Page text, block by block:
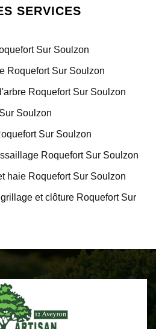
SERVICES
Sur Soulzon
Roquefort Sur Soulzon
Roquefort Sur Soulzon
Soulzon
Sur Soulzon
Roquefort Sur Soulzon
haie Roquefort Sur Soulzon
et clôture Roquefort Sur